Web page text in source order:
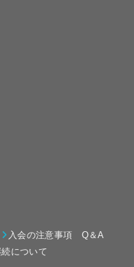
入会の注意事項 Q＆A
続について